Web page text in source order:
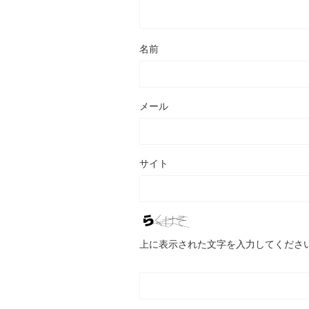
名前
メール
サイト
上に表示された文字を入力してくださ